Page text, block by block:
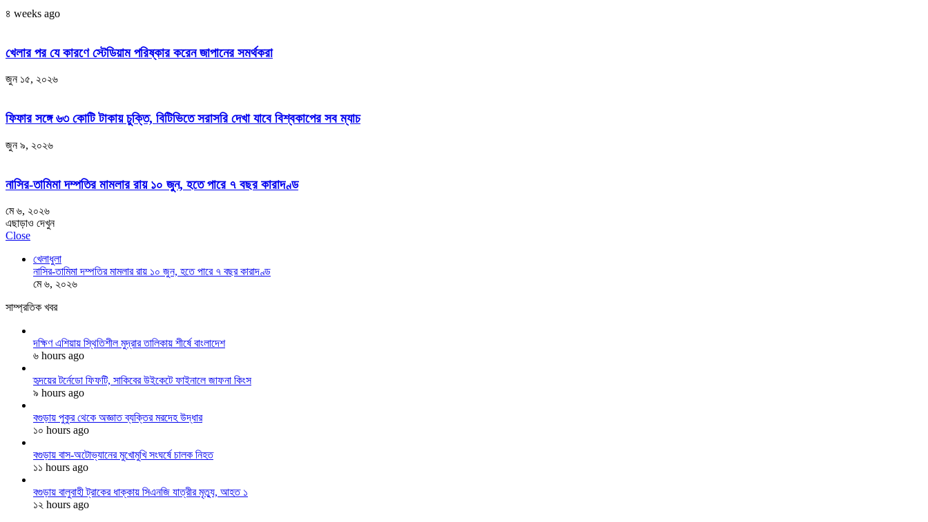
৪ weeks ago
খেলার পর যে কারণে স্টেডিয়াম পরিষ্কার করেন জাপানের সমর্থকরা
জুন ১৫, ২০২৬
ফিফার সঙ্গে ৬৩ কোটি টাকায় চুক্তি, বিটিভিতে সরাসরি দেখা যাবে বিশ্বকাপের সব ম্যাচ
জুন ৯, ২০২৬
নাসির-তামিমা দম্পতির মামলার রায় ১০ জুন, হতে পারে ৭ বছর কারাদণ্ড
মে ৬, ২০২৬
এছাড়াও দেখুন
Close
খেলাধুলা
নাসির-তামিমা দম্পতির মামলার রায় ১০ জুন, হতে পারে ৭ বছর কারাদণ্ড
মে ৬, ২০২৬
সাম্প্রতিক খবর
দক্ষিণ এশিয়ায় স্থিতিশীল মুদ্রার তালিকায় শীর্ষে বাংলাদেশ
৬ hours ago
হৃদয়ের টর্নেডো ফিফটি, সাকিবের উইকেটে ফাইনালে জাফনা কিংস
৯ hours ago
বগুড়ায় পুকুর থেকে অজ্ঞাত ব্যক্তির মরদেহ উদ্ধার
১০ hours ago
বগুড়ায় বাস-অটোভ্যানের মুখোমুখি সংঘর্ষে চালক নিহত
১১ hours ago
বগুড়ায় বালুবাহী ট্রাকের ধাক্কায় সিএনজি যাত্রীর মৃত্যু, আহত ১
১২ hours ago